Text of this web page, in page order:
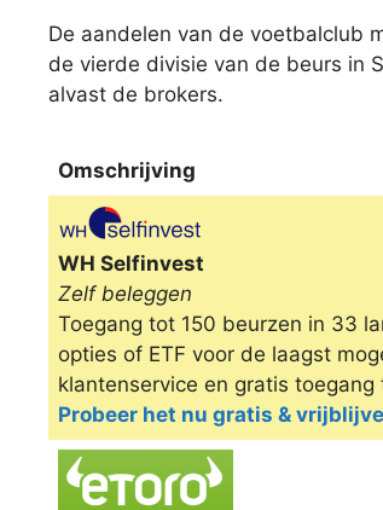
De aandelen van de voetbalclub
de vierde divisie van de beurs in
alvast de brokers.
Omschrijving
Omschrijving
WH Selfinvest
Zelf beleggen
Toegang tot 150 beurzen in 33
opties of ETF voor de laagst
klantenservice en gratis
Probeer het nu gratis &